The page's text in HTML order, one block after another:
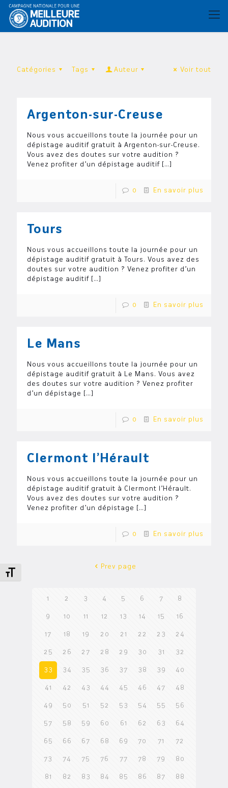
Changer la taille de la police
Catégories Tags Auteur Voir tout
Argenton-sur-Creuse
Nous vous accueillons toute la journée pour un
dépistage auditif gratuit à Argenton-sur-Creuse.
Vous avez des doutes sur votre audition ?
Venez profiter d’un dépistage auditif […]
0 En savoir plus
Tours
Nous vous accueillons toute la journée pour un
dépistage auditif gratuit à Tours. Vous avez des
doutes sur votre audition ? Venez profiter d’un
dépistage auditif […]
0 En savoir plus
Le Mans
Nous vous accueillons toute la journée pour un
dépistage auditif gratuit à Le Mans. Vous avez
des doutes sur votre audition ? Venez profiter
d’un dépistage
[…]
0 En savoir plus
Clermont l’Hérault
Nous vous accueillons toute la journée pour un
dépistage auditif gratuit à Clermont l’Hérault.
Vous avez des doutes sur votre audition ?
Venez profiter d’un dépistage
[…]
0 En savoir plus
Prev page
1 2 3 4 5 6 7 8
9 10 11 12 13 14 15 16
17 18 19 20 21 22 23 24
25 26 27 28 29 30 31 32
33 34 35 36 37 38 39 40
41 42 43 44 45 46 47 48
49 50 51 52 53 54 55 56
57 58 59 60 61 62 63 64
65 66 67 68 69 70 71 72
73 74 75 76 77 78 79 80
81 82 83 84 85 86 87 88